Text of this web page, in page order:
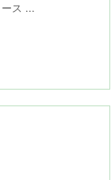
ス ...